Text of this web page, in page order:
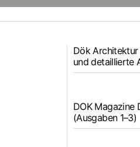
Dök
und detaillierte
DOK Magazine
(Ausgaben 1–3)